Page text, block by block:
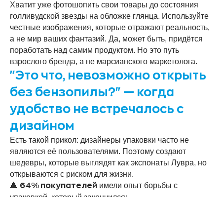
Хватит уже фотошопить свои товары до состояния
голливудской звезды на обложке глянца. Используйте
честные изображения, которые отражают реальность,
а не мир ваших фантазий. Да, может быть, придётся
поработать над самим продуктом. Но это путь
взрослого бренда, а не марсианского маркетолога.
"Это что, невозможно открыть
без бензопилы?" — когда
удобство не встречалось с
дизайном
Есть такой прикол: дизайнеры упаковки часто не
являются её пользователями. Поэтому создают
шедевры, которые выглядят как экспонаты Лувра, но
открываются с риском для жизни.
🔺 64% покупателей имели опыт борьбы с